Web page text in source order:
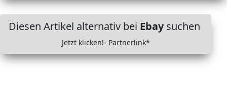
Diesen Artikel alternativ bei Ebaysuchen
Jetzt klicken!- Partnerlink*